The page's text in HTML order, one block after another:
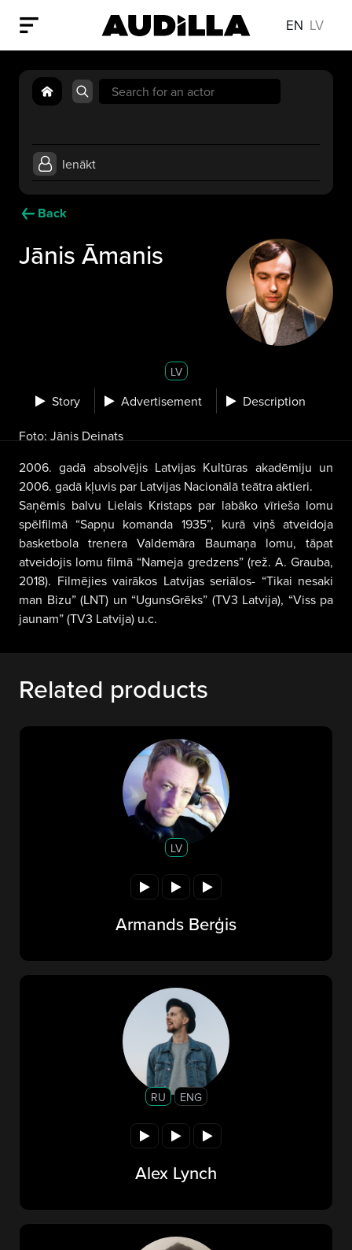
EN LV
Search
for:
Ienākt
Back
Jānis Āmanis
LV
Story Advertisement Description
Foto: Jānis Deinats
2006. gadā absolvējis Latvijas Kultūras akadēmiju un
2006. gadā kļuvis par Latvijas Nacionālā teātra aktieri.
Saņēmis balvu Lielais Kristaps par labāko vīrieša lomu
spēlfilmā “Sapņu komanda 1935”, kurā viņš atveidoja
basketbola trenera Valdemāra Baumaņa lomu, tāpat
atveidojis lomu filmā “Nameja gredzens” (rež. A. Grauba,
2018). Filmējies vairākos Latvijas seriālos- “Tikai nesaki
man Bizu” (LNT) un “UgunsGrēks” (TV3 Latvija), “Viss pa
jaunam” (TV3 Latvija) u.c.
Related products
LV
Armands Berģis
RU ENG
Alex Lynch